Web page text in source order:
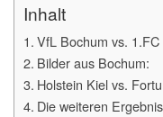
Inhalt
VfL Bochum vs.
Bilder aus Bochum:
Holstein Kiel vs.
Die weiteren